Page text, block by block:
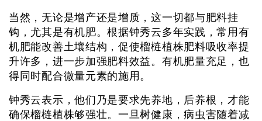
当然，无论是增产还是增质，这一切都与肥料挂
钩，尤其是有机肥。根据钟秀云多年实践，常用有
机肥能改善土壤结构，促使榴梿植株肥料吸收率提
升许多，进一步加强肥料效益。有机肥量充足，也
得同时配合微量元素的施用。
钟秀云表示，他们乃是要求先养地，后养根，才能
确保榴梿植株够强壮。一旦树健康，病虫害随着减